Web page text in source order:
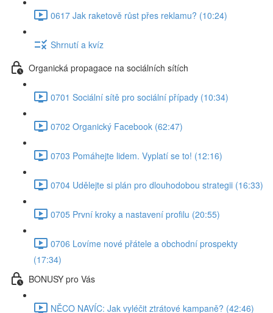
0617 Jak raketově růst přes reklamu? (10:24)
Shrnutí a kvíz
Organická propagace na sociálních sítích
0701 Sociální sítě pro sociální případy (10:34)
0702 Organický Facebook (62:47)
0703 Pomáhejte lidem. Vyplatí se to! (12:16)
0704 Udělejte si plán pro dlouhodobou strategii (16:33)
0705 První kroky a nastavení profilu (20:55)
0706 Lovíme nové přátele a obchodní prospekty
(17:34)
BONUSY pro Vás
NĚCO NAVÍC: Jak vyléčit ztrátové kampaně? (42:46)